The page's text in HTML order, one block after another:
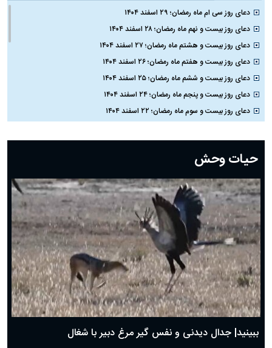
دعای روز سی ام ماه رمضان؛ ۲۹ اسفند ۱۴۰۴
دعای روز بیست و نهم ماه رمضان؛ ۲۸ اسفند ۱۴۰۴
دعای روز بیست و هشتم ماه رمضان؛ ۲۷ اسفند ۱۴۰۴
دعای روز بیست و هفتم ماه رمضان؛ ۲۶ اسفند ۱۴۰۴
دعای روز بیست و ششم ماه رمضان؛ ۲۵ اسفند ۱۴۰۴
دعای روز بیست و پنجم ماه رمضان؛ ۲۴ اسفند ۱۴۰۴
دعای روز بیست و سوم ماه رمضان؛ ۲۲ اسفند ۱۴۰۴
دعای روز بیستم ماه رمضان؛ ۱۹ اسفند ۱۴۰۴
دعای روز هشتم ماه مبارک رمضان؛ ۷ اسفند ماه ۱۴۰۴
دعای روز هفتم ماه رمضان؛ ۶ اسفند ۱۴۰۴
دعای روز ششم ماه رمضان؛ ۵ اسفند ۱۴۰۴
دعای روز پنجم ماه رمضان؛ ۴ اسفند ۱۴۰۴
دعای روز چهارم ماه مبارک رمضان؛ ۳ اسفند ۱۴۰۴
دعای روز سوم ماه مبارک رمضان؛ ۱۴ اسفند ۱۴۰۴
دعای روز دوم ماه مبارک رمضان ۱ اسفند ماه ۱۴۰۴
دعای روز اول ماه مبارک رمضان، ۳۰ بهمن ۱۴۰۴
حضرت زینب(س) چگونه از دنیا رفت؟
بهترین پیامک تبریک روز پدر ۱۴۰۴؛ جملات زیبا و صمیمانه
حیات وحش
ببینید| جدال دیدنی و نفس گیر مرغ دبیر با شغال